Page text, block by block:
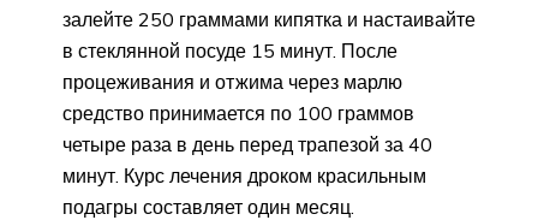
залейте 250 граммами кипятка и настаивайте
в стеклянной посуде 15 минут. После
процеживания и отжима через марлю
средство принимается по 100 граммов
четыре раза в день перед трапезой за 40
минут. Курс лечения дроком красильным
подагры составляет один месяц.